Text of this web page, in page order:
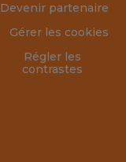
Devenir partenaire
Gérer les cookies
Régler les
contrastes